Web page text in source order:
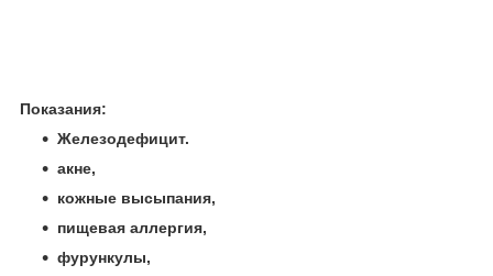
Показания:
Железодефицит.
акне,
кожные высыпания,
пищевая аллергия,
фурункулы,